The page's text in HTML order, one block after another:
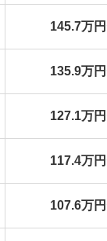
145.7万
135.9万
127.1万
117.4万
107.6万